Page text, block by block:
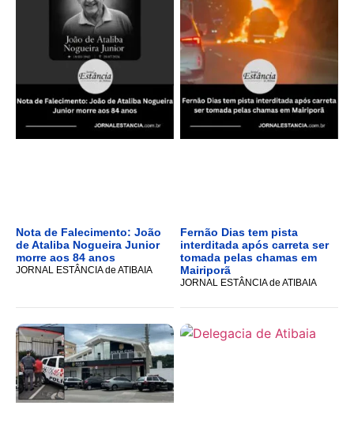
Nota de Falecimento: João
de Ataliba Nogueira Junior
morre aos 84 anos
JORNAL ESTÂNCIA de ATIBAIA
Fernão Dias tem pista
interditada após carreta ser
tomada pelas chamas em
Mairiporã
JORNAL ESTÂNCIA de ATIBAIA